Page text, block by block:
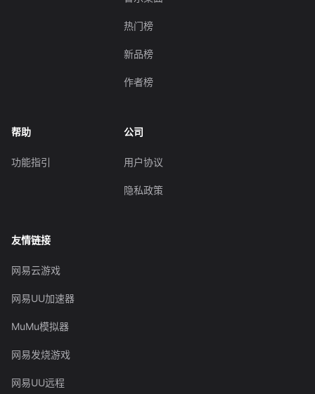
热门榜
新品榜
作者榜
帮助
功能指引
公司
用户协议
隐私政策
友情链接
网易云游戏
网易UU加速器
MuMu模拟器
网易发烧游戏
网易UU远程